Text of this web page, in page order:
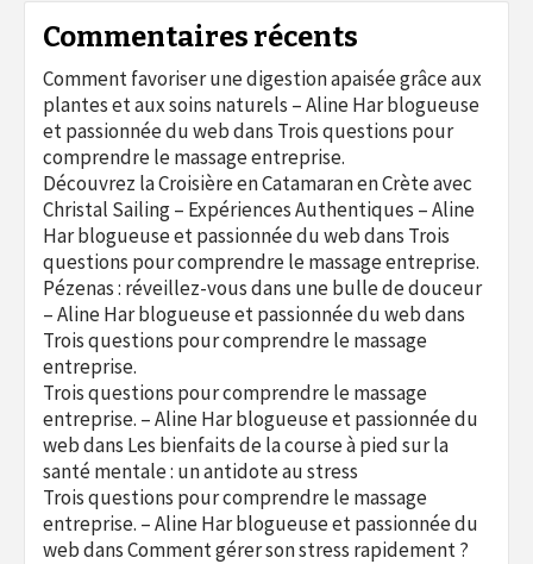
Commentaires récents
Comment favoriser une digestion apaisée grâce aux
plantes et aux soins naturels – Aline Har blogueuse
et passionnée du webdans Trois questions pour
comprendre le massage entreprise.
Découvrez la Croisière en Catamaran en Crète avec
Christal Sailing – Expériences Authentiques – Aline
Har blogueuse et passionnée du webdans Trois
questions pour comprendre le massage entreprise.
Pézenas : réveillez-vous dans une bulle de douceur
– Aline Har blogueuse et passionnée du webdans
Trois questions pour comprendre le massage
entreprise.
Trois questions pour comprendre le massage
entreprise. – Aline Har blogueuse et passionnée du
webdans Les bienfaits de la course à pied sur la
santé mentale : un antidote au stress
Trois questions pour comprendre le massage
entreprise. – Aline Har blogueuse et passionnée du
webdansComment gérer son stress rapidement ?